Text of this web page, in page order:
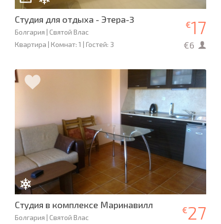
Студия для отдыха - Этера-3
Болгария | Святой Влас
Квартира | Комнат: 1 | Гостей: 3
€17
€6
Студия в комплексе Маринавилл
Болгария | Святой Влас
€27